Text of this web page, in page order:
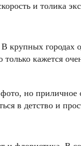
и толика
крупных городах
кажется
но приличное
в детство и